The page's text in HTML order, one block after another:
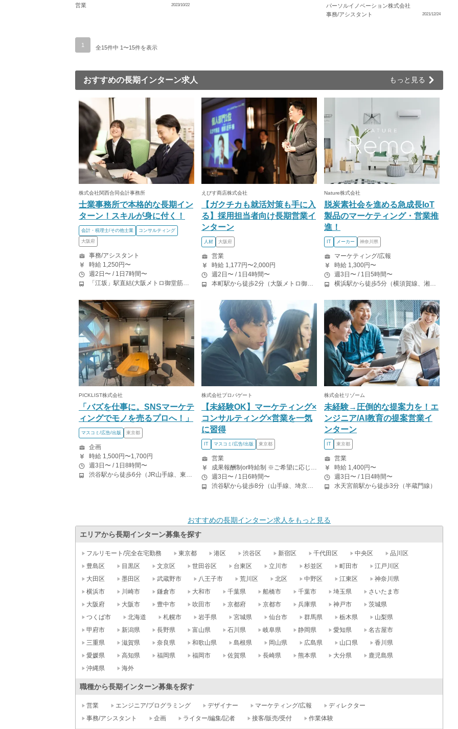
営業
2023/10/22
パーソルイノベーション株式会社
事務/アシスタント
2021/12/24
1 全15件中 1〜15件を表示
おすすめの長期インターン求人 もっと見る
株式会社関西合同会計事務所
士業事務所で本格的な長期イン
ターン！スキルが身に付く！
会計・税理士/その他士業 コンサルティング
大阪府
事務/アシスタント
時給 1,250円〜
週2日〜 / 1日7時間〜
「江坂」駅直結(大阪メトロ御堂筋線、北大阪急行電鉄)
えびす商店株式会社
【ガクチカも就活対策も手に入
る】採用担当者向け長期営業イ
ンターン
人材 大阪府
営業
時給 1,177円〜2,000円
週2日〜 / 1日4時間〜
本町駅から徒歩2分（大阪メトロ御堂筋線線、中央線、四ツ橋線）
Nature株式会社
脱炭素社会を進める急成長IoT
製品のマーケティング・営業推
進！
IT メーカー 神奈川県
マーケティング/広報
時給 1,300円〜
週3日〜 / 1日5時間〜
横浜駅から徒歩5分（横須賀線、湘南新宿ライン、京浜東北線、横浜線、ほか） 神奈川駅から徒歩4分（京急本線）
PICKLIST株式会社
「バズを仕事に。SNSマーケテ
ィングでモノを売るプロへ！」
マスコミ/広告/出版 東京都
企画
時給 1,500円〜1,700円
週3日〜 / 1日8時間〜
渋谷駅から徒歩6分（JR山手線、東京メトロ半蔵門線） 神泉駅から徒歩4分（京王井の頭線）
株式会社プロパゲート
【未経験OK】マーケティング×
コンサルティング×営業を一気
に習得
IT マスコミ/広告/出版 東京都
営業
成果報酬制or時給制 ※ご希望に応じていずれかを選択可能です。 ※入社後1ヶ月目は研修期間として5万円支給 成果報酬制では、1件成約につき、5,000円〜30,000円︎をお支払いします。（契約プランに応じて決定） 月収60万円以上稼ぐインターン生も多数在籍！やればやるだけ成果が出るので、「稼ぐ」と「成長」が両立できます。 時給制の場合は、研修期間1300円 研修終了後1500円〜となります。
週3日〜 / 1日6時間〜
渋谷駅から徒歩8分（山手線、埼京線、湘南新宿ライン、銀座線、他） 表参道駅から徒歩9分（銀座線、半蔵門線、千代田線）
株式会社リゾーム
未経験→圧倒的な提案力を！エ
ンジニア/AI教育の提案営業イ
ンターン
IT 東京都
営業
時給 1,400円〜
週3日〜 / 1日4時間〜
水天宮前駅から徒歩3分（半蔵門線）
おすすめの長期インターン求人をもっと見る
エリアから長期インターン募集を探す
フルリモート/完全在宅勤務 東京都 港区 渋谷区 新宿区 千代田区 中央区
品川区
豊島区
目黒区 文京区 世田谷区 台東区 立川市 杉並区 町田市
江戸川区
大田区
墨田区 武蔵野市 八王子市 荒川区 北区 中野区 江東区
神奈川県
横浜市
川崎市 鎌倉市 大和市 千葉県 船橋市 千葉市 埼玉県
さいたま市
大阪府
大阪市 豊中市 吹田市 京都府 京都市 兵庫県 神戸市
茨城県
つくば市
北海道 札幌市 岩手県 宮城県 仙台市 群馬県 栃木県
山梨県
甲府市
新潟県 長野県 富山県 石川県 岐阜県 静岡県 愛知県
名古屋市
三重県
滋賀県 奈良県 和歌山県 島根県 岡山県 広島県 山口県
香川県
愛媛県
高知県 福岡県 福岡市 佐賀県 長崎県 熊本県 大分県
鹿児島県
沖縄県
海外
職種から長期インターン募集を探す
営業 エンジニア/プログラミング デザイナー マーケティング/広報
ディレクター
事務/アシスタント
企画 ライター/編集/記者 接客/販売/受付 作業体験